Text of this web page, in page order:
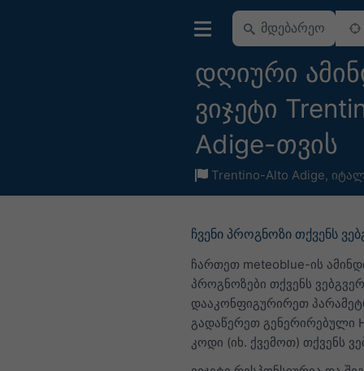
დღიური
ვიჯეტი
Adige-თვის
Trentino-Alto Adige,
ჩვენი პროგნოზი თქვენს
ჩართეთ meteoblue-ის
პროგნოზები თქვენს
დააკონფიგურირეთ
გადაწერეთ გენერირებული
კოდი (იხ. ქვემოთ) თქვენს